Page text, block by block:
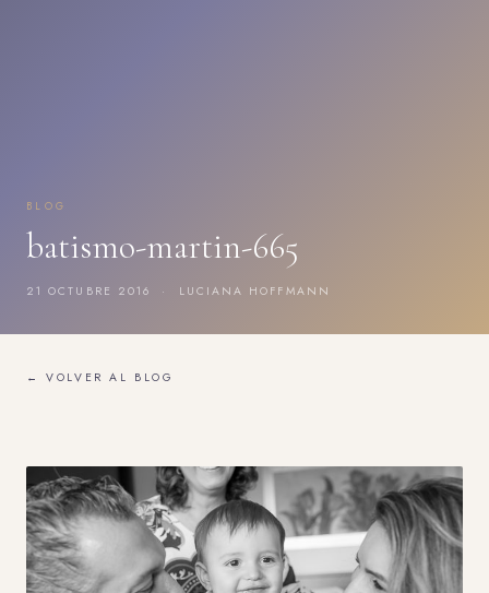
BLOG
batismo-martin-665
21 OCTUBRE 2016 · LUCIANA HOFFMANN
← VOLVER AL BLOG